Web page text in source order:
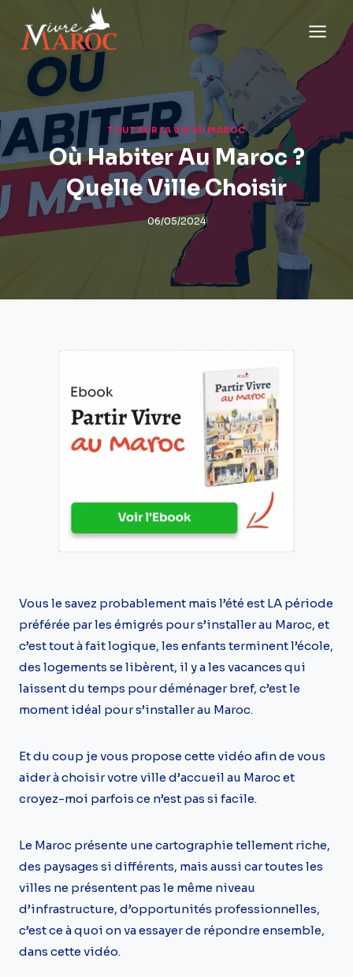
contenu
TOUT SUR LA VIE AU MAROC
Où Habiter Au Maroc ?
Quelle Ville Choisir
06/05/2024
Vous le savez probablement mais l’été est LA période
préférée par les émigrés pour s’installer au Maroc, et
c’est tout à fait logique, les enfants terminent l’école,
des logements se libèrent, il y a les vacances qui
laissent du temps pour déménager bref, c’est le
moment idéal pour s’installer au Maroc.
Et du coup je vous propose cette vidéo afin de vous
aider à choisir votre ville d’accueil au Maroc et
croyez-moi parfois ce n’est pas si facile.
Le Maroc présente une cartographie tellement riche,
des paysages si différents, mais aussi car toutes les
villes ne présentent pas le même niveau
d’infrastructure, d’opportunités professionnelles,
c’est ce à quoi on va essayer de répondre ensemble,
dans cette vidéo.